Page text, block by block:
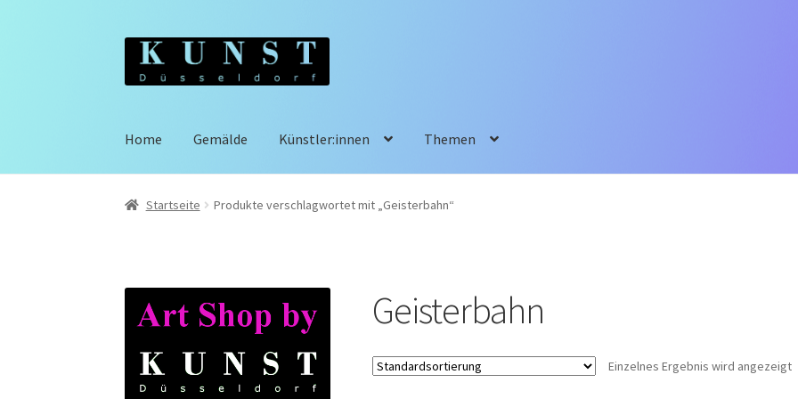
Zur
Navigation
springen
Zum
Inhalt
springen
Home Gemälde Künstler:innen Themen
Startseite Produkte verschlagwortet mit „Geisterbahn“
Geisterbahn
Einzelnes Ergebnis wird angezeigt